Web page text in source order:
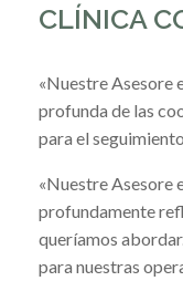
CLÍNICA
«Nuestre Asesore
profunda de las
para el
«Nuestre Asesore
profundamente
queríamos
para nuestras